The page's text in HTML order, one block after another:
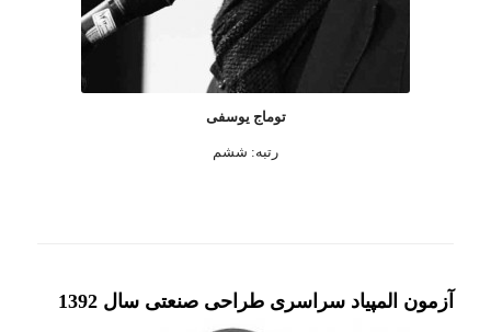
توماج یوسفی
رتبه: ششم
آزمون المپیاد سراسری طراحی صنعتی سال 1392